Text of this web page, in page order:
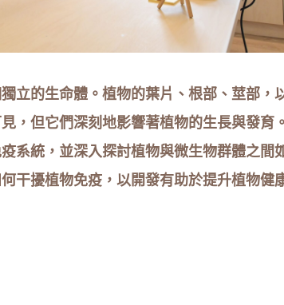
立的生命體。植物的葉片、根部、莖部，
，但它們深刻地影響著植物的生長與發育
系統，並深入探討植物與微生物群體之間
干擾植物免疫，以開發有助於提升植物健